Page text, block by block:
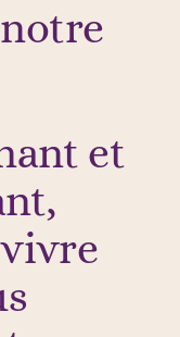
et